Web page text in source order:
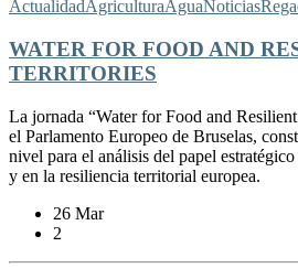
ActualidadAgriculturaAguaNoticias
WATER FOR FOOD AND
TERRITORIES
La jornada “Water for Food and
el Parlamento Europeo de Bruselas,
nivel para el análisis del papel
y en la resiliencia territorial europea.
26 Mar
2